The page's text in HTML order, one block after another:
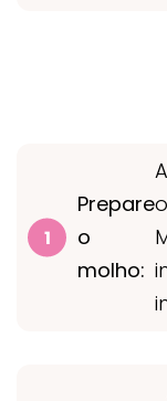
Prepare
o
molho: